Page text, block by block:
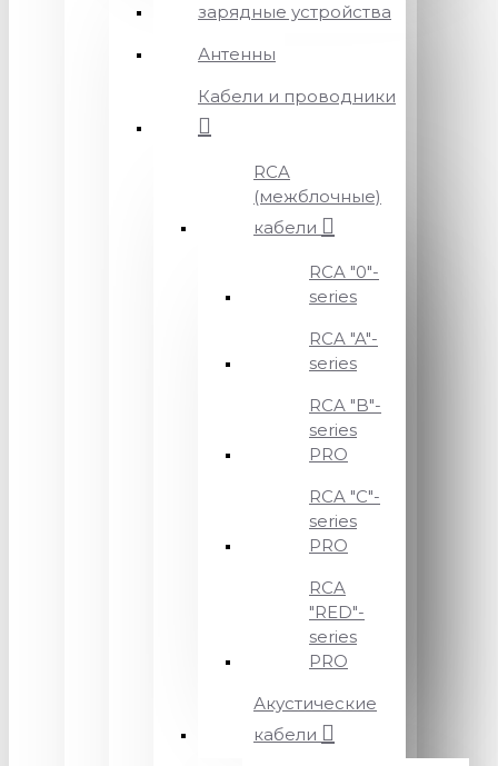
зарядные устройства
Антенны
Кабели и проводники
RCA
(межблочные)
кабели
RCA "0"-
series
RCA "A"-
series
RCA "B"-
series
PRO
RCA "C"-
series
PRO
RCA
"RED"-
series
PRO
Акустические
кабели